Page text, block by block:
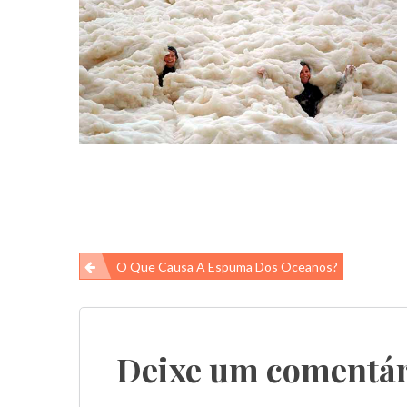
Navegação
de
O Que Causa A Espuma Dos Oceanos?
Deixe um